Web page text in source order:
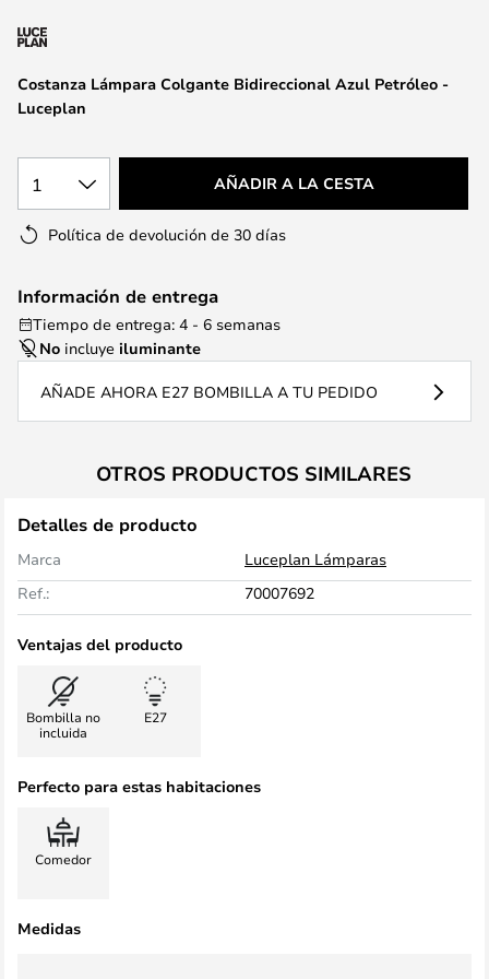
galería
imágenes
Costanza Lámpara Colgante Bidireccional Azul Petróleo -
Luceplan
1 AÑADIR A LA CESTA
Política de devolución de 30 días
Información de entrega
Tiempo de entrega: 4 - 6 semanas
No incluye iluminante
AÑADE AHORA E27 BOMBILLA A TU PEDIDO
OTROS PRODUCTOS SIMILARES
Detalles de producto
Marca
Luceplan Lámparas
Ref.:
70007692
Ventajas del producto
Bombilla no
incluida
E27
Perfecto para estas habitaciones
Comedor
Medidas